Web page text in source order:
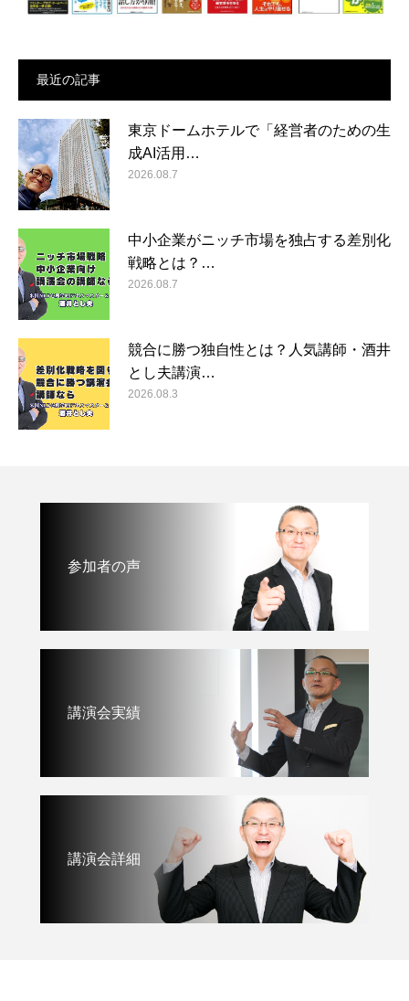
最近の記事
東京ドームホテルで「経営者のための生
成AI活用…
2026.08.7
中小企業がニッチ市場を独占する差別化
戦略とは？…
2026.08.7
競合に勝つ独自性とは？人気講師・酒井
とし夫講演…
2026.08.3
参加者の声
講演会実績
講演会詳細